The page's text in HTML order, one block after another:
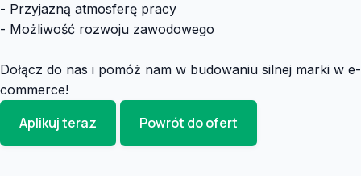
- Przyjazną atmosferę pracy
- Możliwość rozwoju zawodowego
Dołącz do nas i pomóż nam w budowaniu silnej marki w e-
commerce!
Aplikuj teraz Powrót do ofert